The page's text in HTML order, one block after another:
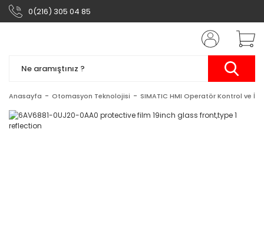
0(216) 305 04 85
Anasayfa Otomasyon Teknolojisi SIMATIC HMI Operatör Kontrol ve